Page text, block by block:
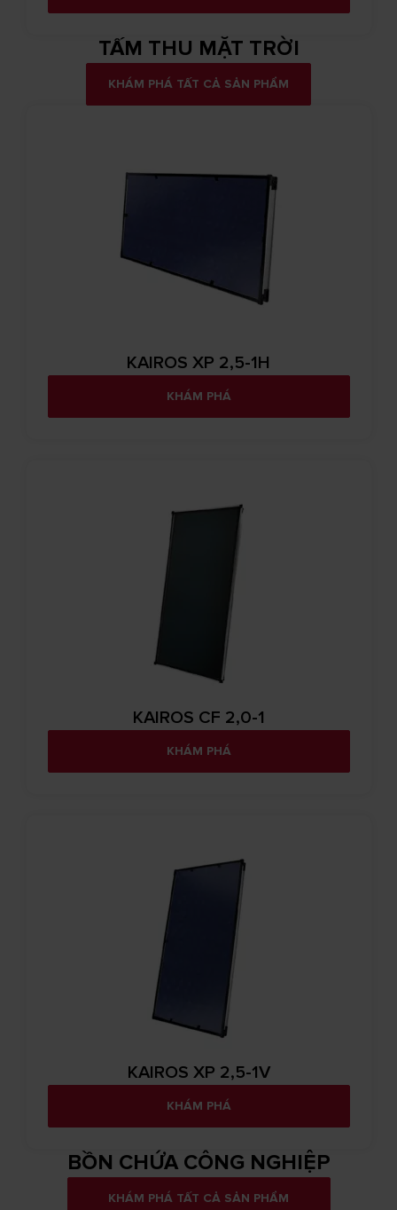
TẤM THU MẶT TRỜI
KHÁM PHÁ TẤT CẢ SẢN PHẨM
KAIROS XP 2,5-1H
KHÁM PHÁ
KAIROS CF 2,0-1
KHÁM PHÁ
KAIROS XP 2,5-1V
KHÁM PHÁ
BỒN CHỨA CÔNG NGHIỆP
KHÁM PHÁ TẤT CẢ SẢN PHẨM